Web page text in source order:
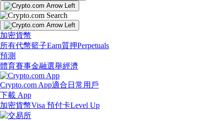
加密貨幣
所有代幣籃子Earn質押Perpetuals
預測
體育賽事金融選舉經濟
Crypto.com App適合日常用戶
下載 App
加密貨幣Visa 預付卡Level Up